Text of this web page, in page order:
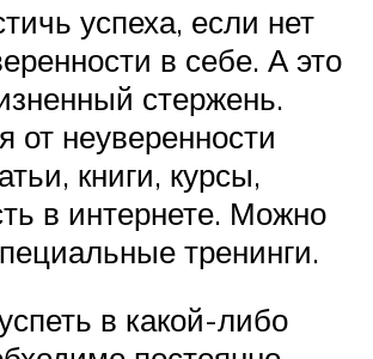
успеха, если нет
в себе. А это
стержень.
от неуверенности
книги, курсы,
в интернете. Можно
тренинги.
в какой-либо